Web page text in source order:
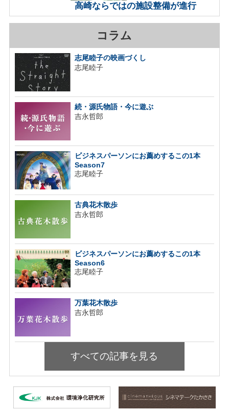
高崎ならではの施設整備が進行
コラム
志尾睦子の映画づくし
志尾睦子
続・源氏物語・今に遊ぶ
吉永哲郎
ビジネスパーソンにお薦めするこの1本
Season7
志尾睦子
古典花木散歩
吉永哲郎
ビジネスパーソンにお薦めするこの1本
Season6
志尾睦子
万葉花木散歩
吉永哲郎
すべての記事を見る